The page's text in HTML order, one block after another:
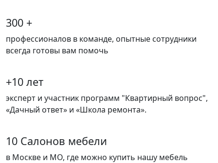
300 +
профессионалов в команде, опытные сотрудники
всегда готовы вам помочь
+10 лет
эксперт и участник программ "Квартирный вопрос",
«Дачный ответ» и «Школа ремонта».
10 Салонов мебели
в Москве и МО, где можно купить нашу мебель